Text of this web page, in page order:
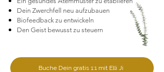
Dein Zwerchfell neu aufzubauen
Biofeedback zu entwickeln
Den Geist bewusst zu steuern
Buche Dein gratis 1:1 mit Elli Ji